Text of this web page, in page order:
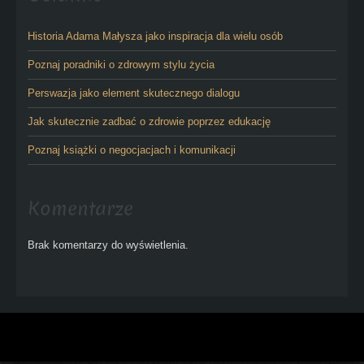
Historia Adama Małysza jako inspiracja dla wielu osób
Poznaj poradniki o zdrowym stylu życia
Perswazja jako element skutecznego dialogu
Jak skutecznie zadbać o zdrowie poprzez edukację
Poznaj książki o negocjacjach i komunikacji
Komentarze
Brak komentarzy do wyświetlenia.